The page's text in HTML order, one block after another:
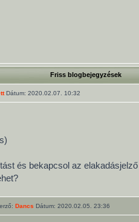
Friss blogbejegyzések
Dátum: 2020.02.07. 10:32
és bekapcsol az
Dancs Dátum: 2020.02.05. 23:36